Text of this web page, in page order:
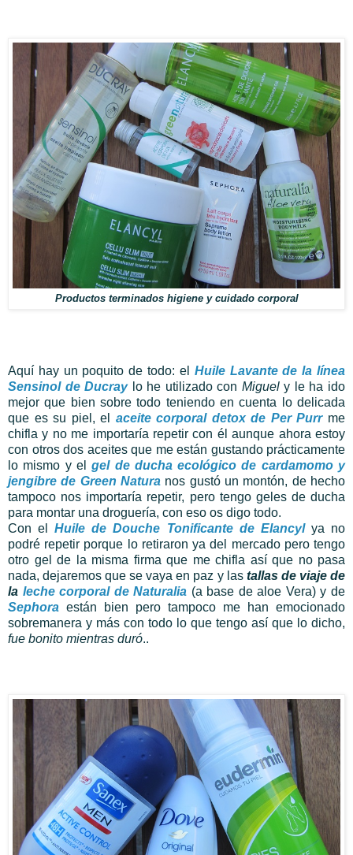
Productos terminados higiene y cuidado corporal
Aquí hay un poquito de todo: el Huile Lavante de la línea
Sensinol de Ducraylo he utilizado con Miguely le ha ido
mejor que bien sobre todo teniendo en cuenta lo delicada
que es su piel, el aceite corporal detox de Per Purrme
chifla y no me importaría repetir con él aunque ahora estoy
con otros dos aceites que me están gustando prácticamente
lo mismo y elgel de ducha ecológico de cardamomo y
jengibre de Green Natura nos gustó un montón, de hecho
tampoco nos importaría repetir, pero tengo geles de ducha
para montar una droguería, con eso os digo todo.
Con elHuile de Douche Tonificante de Elancylya no
podré repetir porque lo retiraron ya del mercado pero tengo
otro gel de la misma firma que me chifla así que no pasa
nada, dejaremos que se vaya en paz y las tallas de viaje de
la leche corporal de Naturalia (a base de aloe Vera) y de
Sephora están bien pero tampoco me han emocionado
sobremanera y más con todo lo que tengo así que lo dicho,
fue bonito mientras duró..